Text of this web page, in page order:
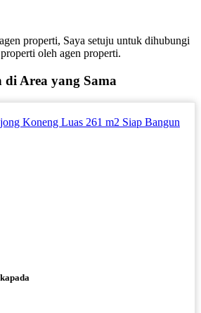
properti, Saya setuju untuk dihubungi
oleh agen properti.
Area yang Sama
Koneng Luas 261 m2 Siap Bangun